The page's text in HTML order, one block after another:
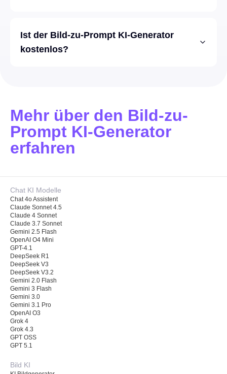
Ist der Bild-zu-Prompt KI-Generator
kostenlos?
Mehr über den Bild-zu-
Prompt KI-Generator
erfahren
Chat KI Modelle
Chat 4o Assistent
Claude Sonnet 4.5
Claude 4 Sonnet
Claude 3.7 Sonnet
Gemini 2.5 Flash
OpenAI O4 Mini
GPT-4.1
DeepSeek R1
DeepSeek V3
DeepSeek V3.2
Gemini 2.0 Flash
Gemini 3 Flash
Gemini 3.0
Gemini 3.1 Pro
OpenAI O3
Grok 4
Grok 4.3
GPT OSS
GPT 5.1
Bild KI